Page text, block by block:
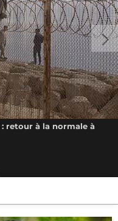
retour à la normale à